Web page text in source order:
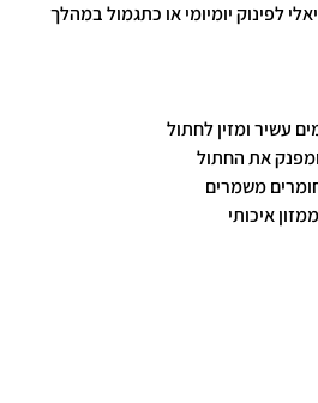
לפינוק יומיומי או כתגמול במהלך
עשיר ומזין לחתול
את החתול
משמרים
איכותי